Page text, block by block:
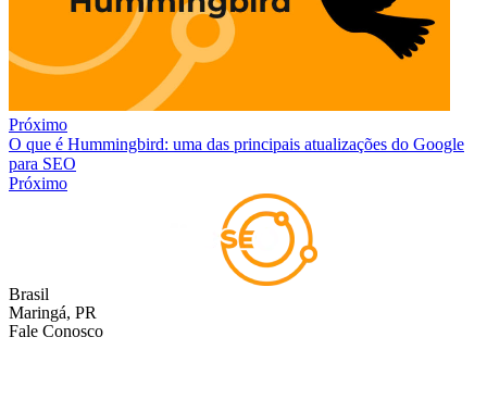
Próximo
O que é Hummingbird: uma das principais atualizações do Google
para SEO
Próximo
Brasil
Maringá, PR
Fale Conosco